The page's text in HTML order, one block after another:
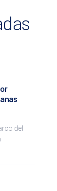
del